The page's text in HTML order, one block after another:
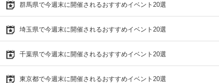
群馬県で今週末に開催されるおすすめイベント20選
埼玉県で今週末に開催されるおすすめイベント20選
千葉県で今週末に開催されるおすすめイベント20選
東京都で今週末に開催されるおすすめイベント20選